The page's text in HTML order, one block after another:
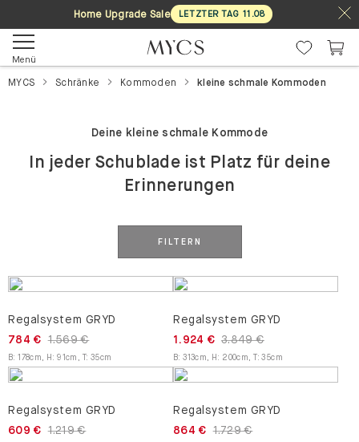
Home Upgrade Sale LETZTER TAG 11 .08
Menü
MYCS Schränke Kommoden kleine schmale Kommoden
Deine kleine schmale Kommode
In jeder Schublade ist Platz für deine
Erinnerungen
FILTERN
Regalsystem GRYD
1.569 €
784 €
B:178cm H :91cm T: 35cm
Regalsystem GRYD
3.849 €
1.924 €
B:313cm H : 200cm ,T:35cm
Regalsystem GRYD
1.219 €
609 €
Regalsystem GRYD
1.729 €
864 €